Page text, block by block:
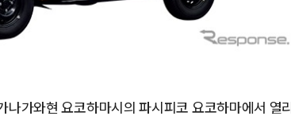
가와현 요코하마시의 파시피코 요코하마에서 열리